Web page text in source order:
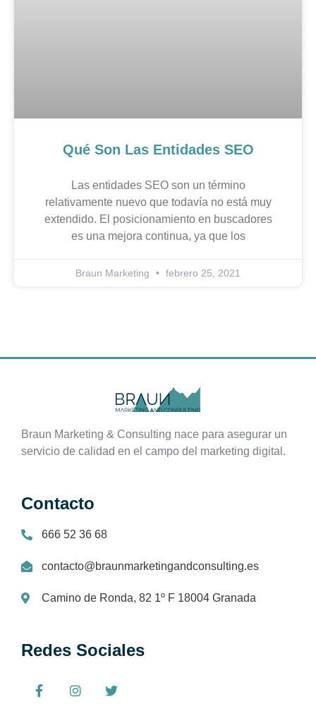
Qué Son Las Entidades SEO
Las entidades SEO son un término
relativamente nuevo que todavía no está muy
extendido. El posicionamiento en buscadores
es una mejora continua, ya que los
Braun Marketing febrero 25, 2021
Braun Marketing & Consulting nace para asegurar un
servicio de calidad en el campo del marketing digital.
Contacto
666 52 36 68
contacto@braunmarketingandconsulting.es
Camino de Ronda, 82 1º F 18004 Granada
Redes Sociales